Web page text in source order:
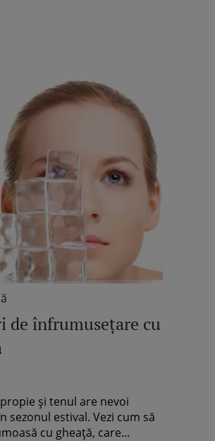
de înfrumuseţare cu
şi tenul are nevoi
sezonul estival. Vezi cum să
cu gheaţă, care...